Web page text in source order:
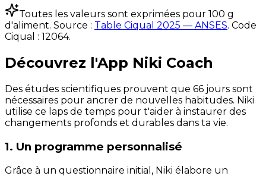
Toutes les valeurs sont exprimées pour 100 g
d'aliment. Source : Table Ciqual 2025 — ANSES. Code
Ciqual : 12064.
Découvrez l'App Niki Coach
Des études scientifiques prouvent que 66 jours sont
nécessaires pour ancrer de nouvelles habitudes. Niki
utilise ce laps de temps pour t'aider à instaurer des
changements profonds et durables dans ta vie.
1. Un programme personnalisé
Grâce à un questionnaire initial, Niki élabore un